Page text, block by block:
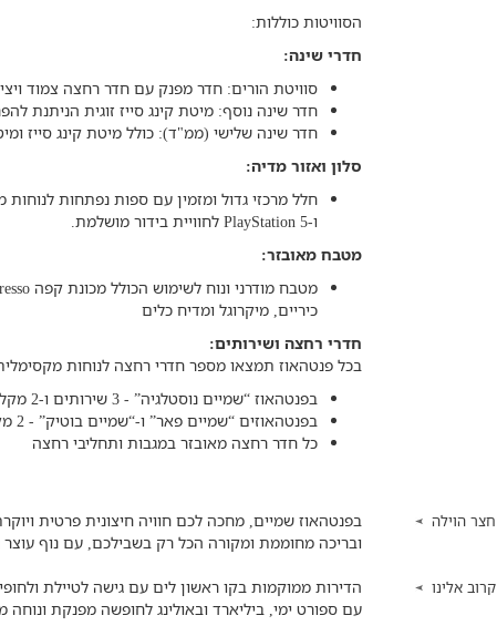
הסוויטות כוללות:
חדרי שינה:
סוויטת הורים: חדר מפנק עם חדר רחצה צמוד
חדר שינה נוסף: מיטת קינג סייז זוגית הניתנת
חדר שינה שלישי (ממ"ד): כולל מיטת קינג סייז
סלון ואזור מדיה:
ו-PlayStation 5 לחוויית בידור מושלמת.
מטבח מאובזר:
כיריים, מיקרוגל ומדיח כלים
חדרי רחצה ושירותים:
בכל פנטהאוז תמצאו מספר חדרי רחצה לנוחות
בפנטהאוז “שמיים נוסטלגיה” - 3 שירותים ו-2 מקלחות
בפנטהאוזים “שמיים פאר” ו-“שמיים בוטיק” - 2 מקלחות ושירותים
כל חדר רחצה מאובזר במגבות ותחליבי רחצה
חצר הוילה
בפנטהאוז שמיים, מחכה לכם חוויה חיצונית פרטית
ובריכה מחוממת ומקורה הכל רק בשבילכם, עם נוף עוצר
קרוב אלינו
הדירות ממוקמות בקו ראשון לים עם גישה לטיילת
עם ספורט ימי, ביליארד ובאולינג לחופשה מפנקת ונוחה